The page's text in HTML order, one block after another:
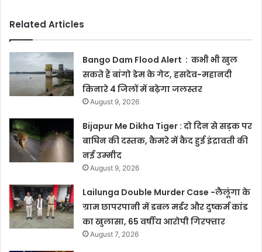
Related Articles
Bango Dam Flood Alert : कभी भी खुल
सकते हैं बांगो डेम के गेट, हसदेव-महानदी
किनारे 4 जिलों में बढ़ेगा जलस्तर
August 9, 2026
Bijapur Me Dikha Tiger : दो दिन से सड़क पर
बाघिन की दस्तक, कैमरे में कैद हुई इंद्रावती की
नई उम्मीद
August 9, 2026
Lailunga Double Murder Case -लैलूंगा के
ग्राम छापरपानी में डबल मर्डर और दुष्कर्म कांड
का खुलासा, 65 वर्षीय आरोपी गिरफ्तार
August 7, 2026